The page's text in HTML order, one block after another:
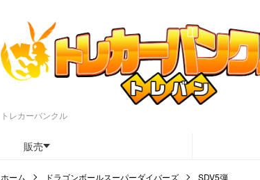
トレカーバンクル
販売
ホーム ドラゴンボールスーパーダイバーズ SDV5弾